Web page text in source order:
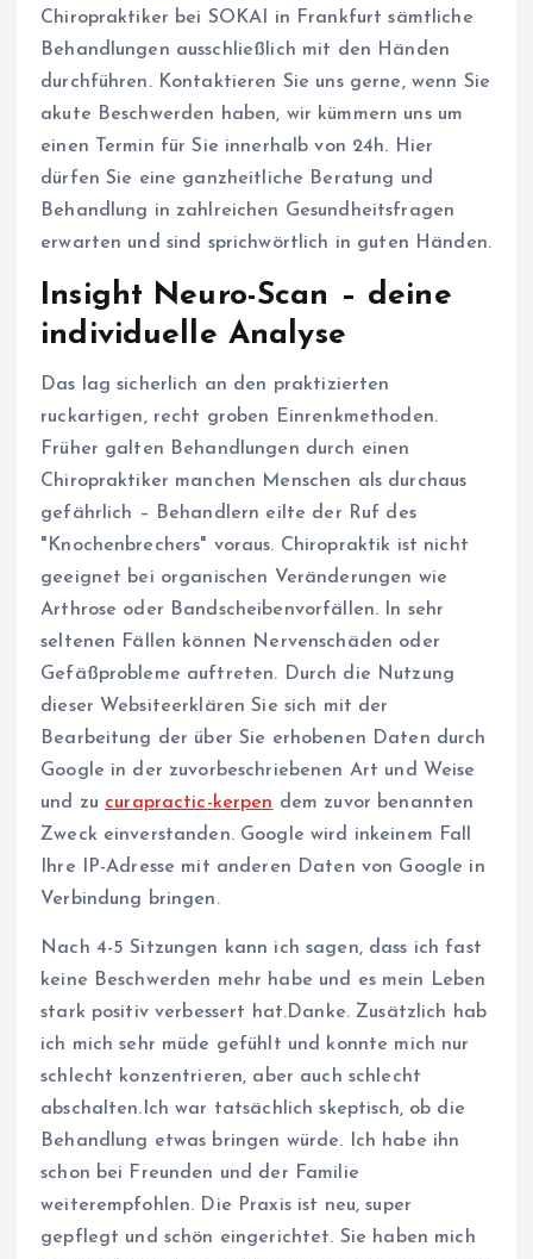
Chiropraktiker bei SOKAI in Frankfurt sämtliche
Behandlungen ausschließlich mit den Händen
durchführen. Kontaktieren Sie uns gerne, wenn Sie
akute Beschwerden haben, wir kümmern uns um
einen Termin für Sie innerhalb von 24h. Hier
dürfen Sie eine ganzheitliche Beratung und
Behandlung in zahlreichen Gesundheitsfragen
erwarten und sind sprichwörtlich in guten Händen.
Insight Neuro-Scan – deine
individuelle Analyse
Das lag sicherlich an den praktizierten
ruckartigen, recht groben Einrenkmethoden.
Früher galten Behandlungen durch einen
Chiropraktiker manchen Menschen als durchaus
gefährlich – Behandlern eilte der Ruf des
"Knochenbrechers" voraus. Chiropraktik ist nicht
geeignet bei organischen Veränderungen wie
Arthrose oder Bandscheibenvorfällen. In sehr
seltenen Fällen können Nervenschäden oder
Gefäßprobleme auftreten. Durch die Nutzung
dieser Websiteerklären Sie sich mit der
Bearbeitung der über Sie erhobenen Daten durch
Google in der zuvorbeschriebenen Art und Weise
und zu curapractic-kerpen dem zuvor benannten
Zweck einverstanden. Google wird inkeinem Fall
Ihre IP-Adresse mit anderen Daten von Google in
Verbindung bringen.
Nach 4-5 Sitzungen kann ich sagen, dass ich fast
keine Beschwerden mehr habe und es mein Leben
stark positiv verbessert hat.Danke. Zusätzlich hab
ich mich sehr müde gefühlt und konnte mich nur
schlecht konzentrieren, aber auch schlecht
abschalten.Ich war tatsächlich skeptisch, ob die
Behandlung etwas bringen würde. Ich habe ihn
schon bei Freunden und der Familie
weiterempfohlen. Die Praxis ist neu, super
gepflegt und schön eingerichtet. Sie haben mich